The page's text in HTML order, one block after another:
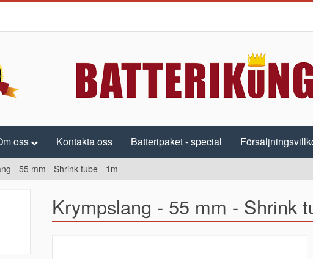
oss Kontakta oss Batteripaket - special
- 55 mm - Shrink tube - 1m
Krympslang - 55 mm - Shrink